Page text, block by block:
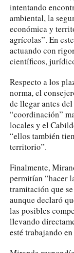
intentando
ambiental, la
económica y
agrícolas”. En
actuando con
científicos,
Respecto a los
norma, el
de llegar antes
“coordinación”
locales y el
“ellos también
territorio”.
Finalmente,
permitían “hacer
tramitación que
aunque declaró
las posibles
llevando
esté trabajando